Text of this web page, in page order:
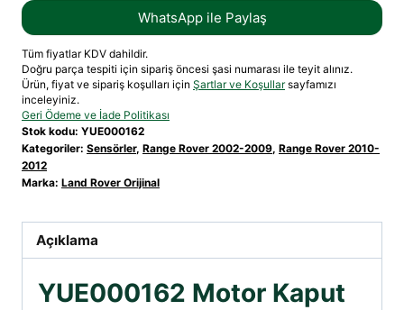
WhatsApp ile Paylaş
Tüm fiyatlar KDV dahildir.
Doğru parça tespiti için sipariş öncesi şasi numarası ile teyit alınız.
Ürün, fiyat ve sipariş koşulları için Şartlar ve Koşullarsayfamızı
inceleyiniz.
Geri Ödeme ve İade Politikası
Stok kodu: YUE000162
Kategoriler: Sensörler, Range Rover 2002-2009, Range Rover 2010-
2012
Marka: Land Rover Orijinal
Açıklama
YUE000162 Motor Kaput